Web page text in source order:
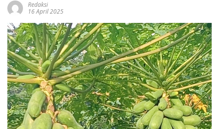
Redaksi
16 April 2025